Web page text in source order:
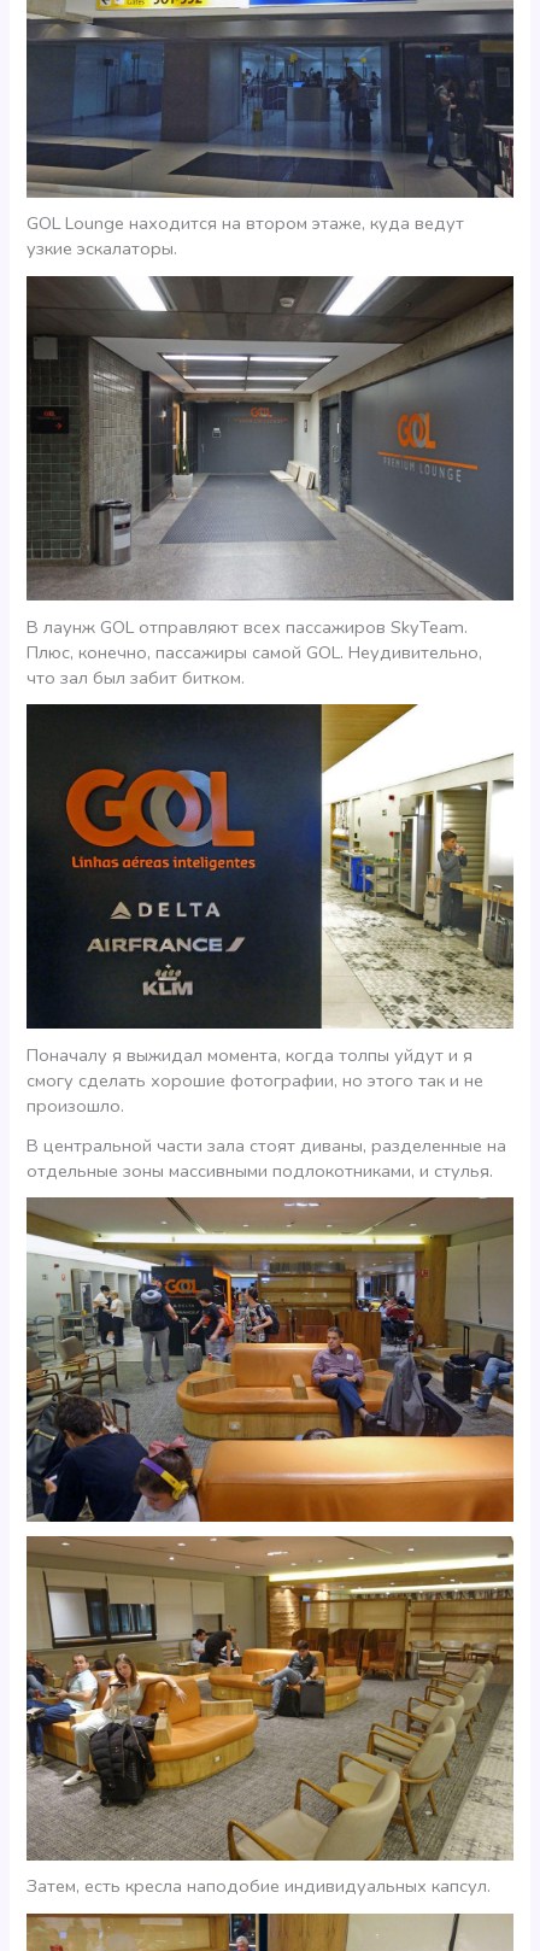
GOL Lounge находится на втором этаже, куда ведут
узкие эскалаторы.
В лаунж GOL отправляют всех пассажиров SkyTeam.
Плюс, конечно, пассажиры самой GOL. Неудивительно,
что зал был забит битком.
Поначалу я выжидал момента, когда толпы уйдут и я
смогу сделать хорошие фотографии, но этого так и не
произошло.
В центральной части зала стоят диваны, разделенные на
отдельные зоны массивными подлокотниками, и стулья.
Затем, есть кресла наподобие индивидуальных капсул.